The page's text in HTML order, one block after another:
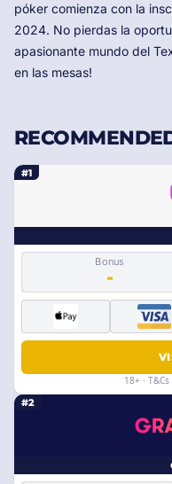
póker comienza con la
2024. No pierdas la
apasionante mundo del
en las mesas!
#1
Bonus
-
18+ ·
#2